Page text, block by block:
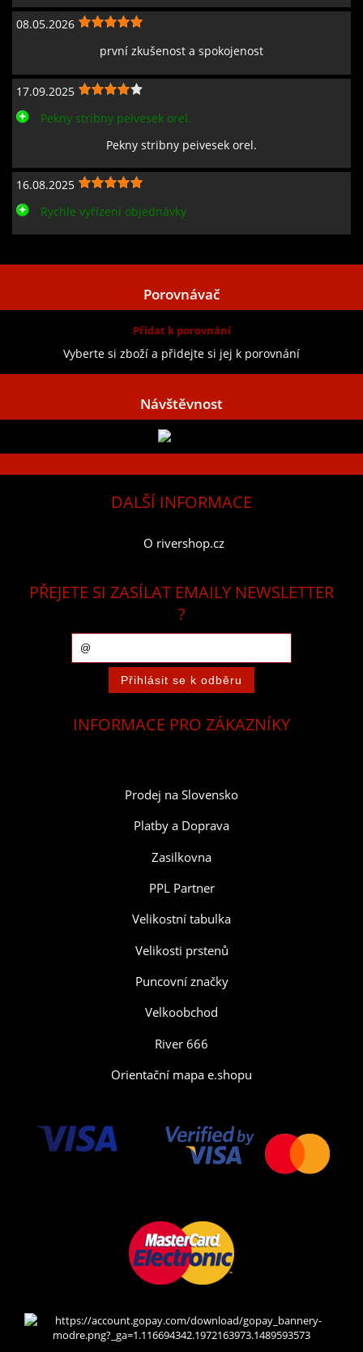
08.05.2026
první zkušenost a spokojenost
17.09.2025
Pekny stribny peivesek orel.
Pekny stribny peivesek orel.
16.08.2025
Rychle vyřízení objednávky
Porovnávač
Přidat k porovnání
Vyberte si zboží a přidejte si jej k porovnání
Návštěvnost
DALŠÍ INFORMACE
O rivershop.cz
PŘEJETE SI ZASÍLAT EMAILY NEWSLETTER
?
INFORMACE PRO ZÁKAZNÍKY
Prodej na Slovensko
Platby a Doprava
Zasilkovna
PPL Partner
Velikostní tabulka
Velikosti prstenů
Puncovní značky
Velkoobchod
River 666
Orientační mapa e.shopu